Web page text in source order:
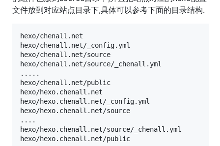
文件放到对应站点目录下,具体可以参考下面的目录结构.
hexo/chenall.net
hexo/chenall.net/_config.yml
hexo/chenall.net/source
hexo/chenall.net/source/_chenall.yml
.....
hexo/chenall.net/public
hexo/hexo.chenall.net
hexo/hexo.chenall.net/_config.yml
hexo/hexo.chenall.net/source
....
hexo/hexo.chenall.net/source/_chenall.yml